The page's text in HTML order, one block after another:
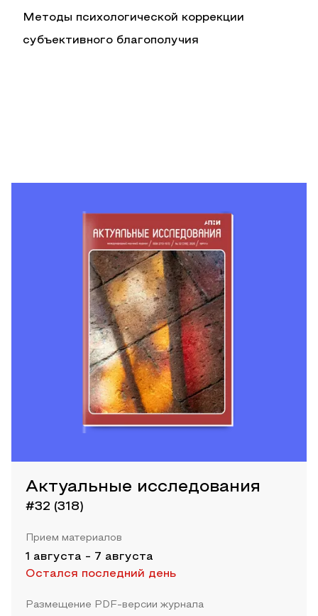
Методы психологической коррекции
субъективного благополучия
Актуальные исследования
#32 (318)
Прием материалов
1 августа - 7 августа
Остался последний день
Размещение PDF-версии журнала